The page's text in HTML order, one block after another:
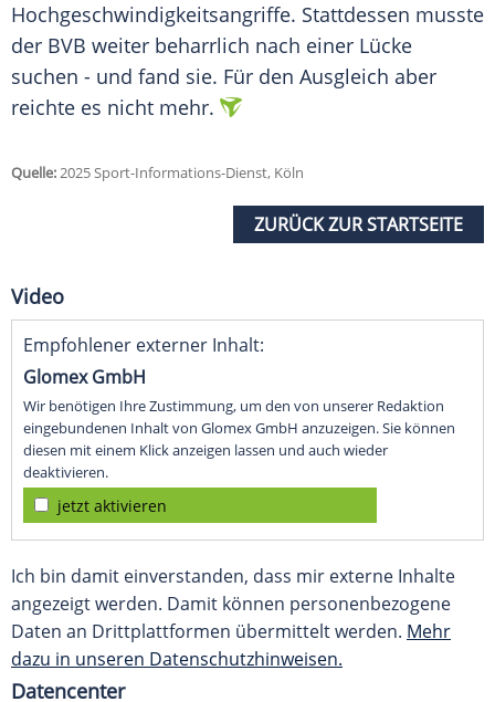
Hochgeschwindigkeitsangriffe. Stattdessen musste
der BVB weiter beharrlich nach einer Lücke
suchen - und fand sie. Für den Ausgleich aber
reichte es nicht mehr.
Quelle:2025 Sport-Informations-Dienst, Köln
ZURÜCK ZUR STARTSEITE
Video
Empfohlener externer Inhalt:
Glomex GmbH
Wir benötigen Ihre Zustimmung, um den von unserer Redaktion
eingebundenen Inhalt von Glomex GmbH anzuzeigen. Sie können
diesen mit einem Klick anzeigen lassen und auch wieder
deaktivieren.
jetzt aktivieren
Ich bin damit einverstanden, dass mir externe Inhalte
angezeigt werden. Damit können personenbezogene
Daten an Drittplattformen übermittelt werden. Mehr
dazu in unseren Datenschutzhinweisen.
Datencenter